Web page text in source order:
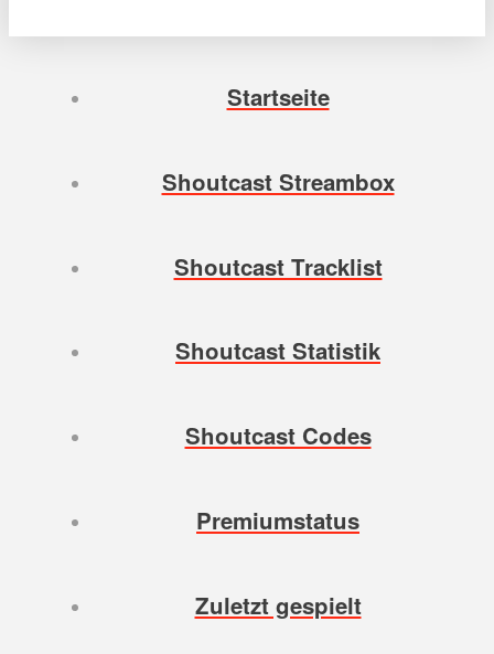
Startseite
Shoutcast Streambox
Shoutcast Tracklist
Shoutcast Statistik
Shoutcast Codes
Premiumstatus
Zuletzt gespielt